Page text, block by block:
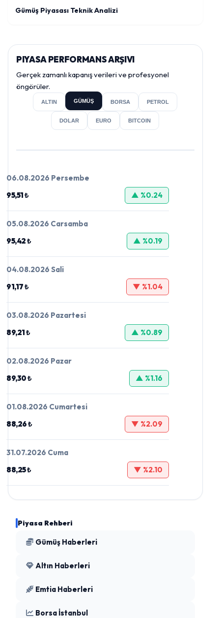
Gümüş Piyasası Teknik Analizi
PIYASA PERFORMANS ARŞIVI
Gerçek zamanlı kapanış verileri ve profesyonel
öngörüler.
ALTIN GÜMÜŞ BORSA PETROL
DOLAR EURO BITCOIN
06.08.2026 Persembe
95,51 ₺
▲ %0.24
05.08.2026 Carsamba
95,42 ₺
▲ %0.19
04.08.2026 Sali
91,17 ₺
▼ %1.04
03.08.2026 Pazartesi
89,21 ₺
▲ %0.89
02.08.2026 Pazar
89,30 ₺
▲ %1.16
01.08.2026 Cumartesi
88,26 ₺
▼ %2.09
31.07.2026 Cuma
88,25 ₺
▼ %2.10
Piyasa Rehberi
Gümüş Haberleri
Altın Haberleri
Emtia Haberleri
Borsa İstanbul